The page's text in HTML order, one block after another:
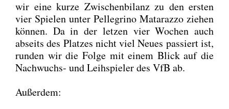
wir eine kur­ze Zwi­schen­bi­lanz zu den ers­ten
vier Spie­len unter Pel­le­gri­no Mat­a­raz­zo zie­hen
kön­nen. Da in der let­zen vier Wochen auch
abseits des Plat­zes nicht viel Neu­es pas­siert ist,
run­den wir die Fol­ge mit einem Blick auf die
Nach­wuchs- und Leih­spie­ler des VfB ab.
Außer­dem: